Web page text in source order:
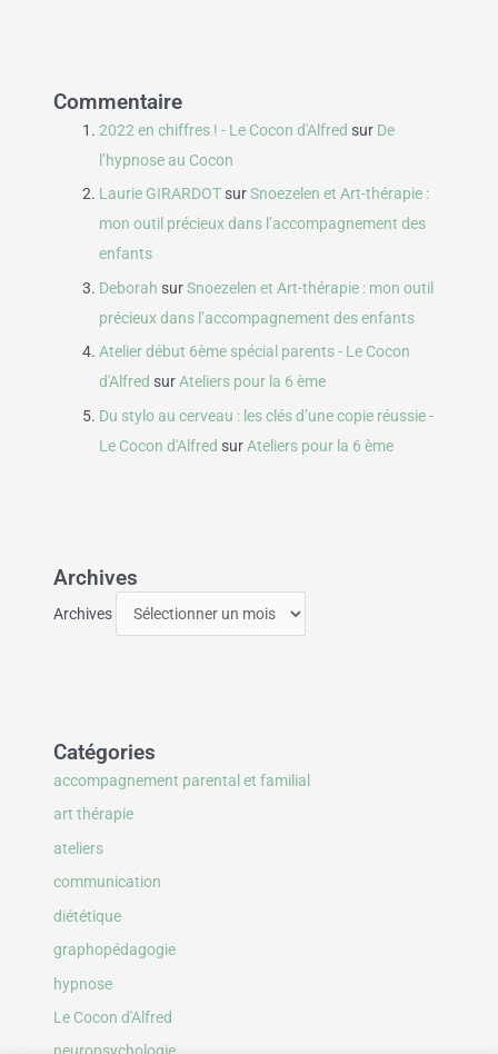
Commentaire
2022 en chiffres ! - Le Cocon d'Alfred sur De
l’hypnose au Cocon
Laurie GIRARDOT surSnoezelen et Art-thérapie :
mon outil précieux dans l’accompagnement des
enfants
Deborah surSnoezelen et Art-thérapie : mon outil
précieux dans l’accompagnement des enfants
Atelier début 6ème spécial parents - Le Cocon
d'Alfred surAteliers pour la 6 ème
Du stylo au cerveau : les clés d’une copie réussie -
Le Cocon d'Alfred surAteliers pour la 6 ème
Archives
Archives
Catégories
accompagnement parental et familial
art thérapie
ateliers
communication
diététique
graphopédagogie
hypnose
Le Cocon d'Alfred